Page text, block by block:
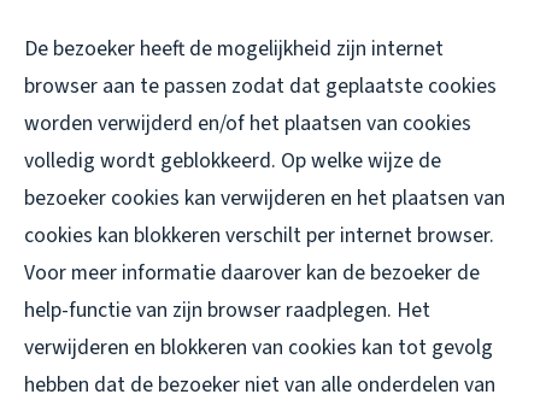
De bezoeker heeft de mogelijkheid zijn internet
browser aan te passen zodat dat geplaatste cookies
worden verwijderd en/of het plaatsen van cookies
volledig wordt geblokkeerd. Op welke wijze de
bezoeker cookies kan verwijderen en het plaatsen van
cookies kan blokkeren verschilt per internet browser.
Voor meer informatie daarover kan de bezoeker de
help-functie van zijn browser raadplegen. Het
verwijderen en blokkeren van cookies kan tot gevolg
hebben dat de bezoeker niet van alle onderdelen van